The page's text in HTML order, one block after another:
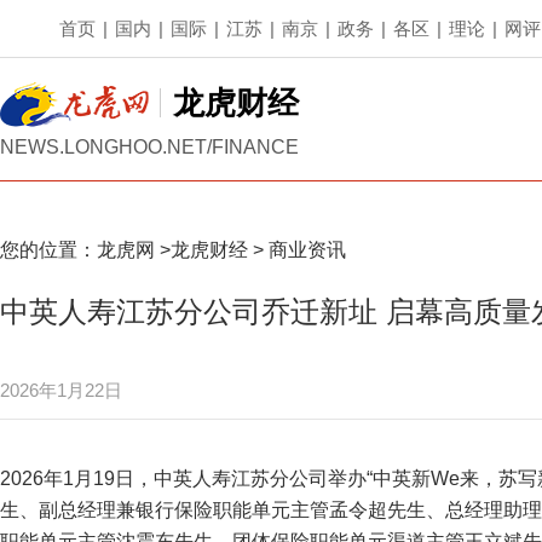
首页 | 国内 | 国际 | 江苏 | 南京 | 政务 | 各区 | 理论 | 网评
龙虎财经
NEWS.LONGHOO.NET/FINANCE
您的位置： 龙虎网 >龙虎财经 > 商业资讯
中英人寿江苏分公司乔迁新址 启幕高质量
2026年1月22日
2026年1月19日，中英人寿江苏分公司举办“中英新We来，苏
生、副总经理兼银行保险职能单元主管孟令超先生、总经理助